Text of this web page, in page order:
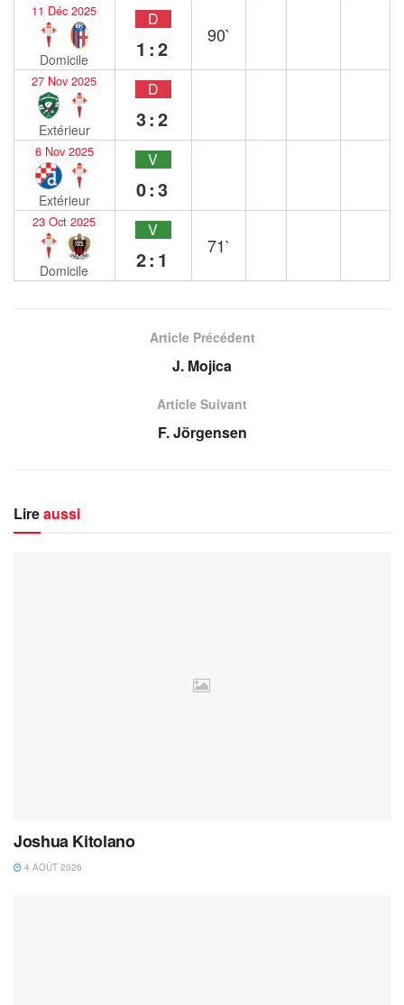
11 Déc 2025
Domicile
D
1:2
90`
27 Nov 2025
Extérieur
D
3:2
6 Nov 2025
Extérieur
V
0:3
23 Oct 2025
Domicile
V
2:1
71`
Article Précédent
J. Mojica
Article Suivant
F. Jörgensen
Lireaussi
Joshua Kitolano
4 AOÛT 2026